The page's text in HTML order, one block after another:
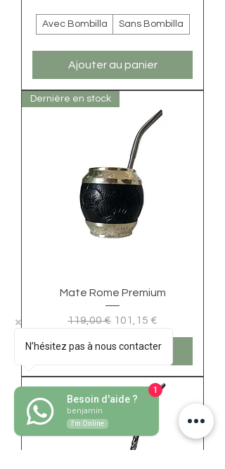
Avec Bombilla Sans Bombilla
Ajouter au panier
Dernière en stock
Mate Rome Premium
Prix original
119,00 € Prix promotionnel
101,15 €
Ajouter au panier
N’hésitez pas à nous contacter
Besoin d'aide ?
benjamin
I'm Online
1